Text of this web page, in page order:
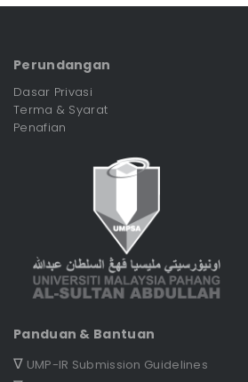
Perundangan
Dasar Privasi
Terma & Syarat
Penafian
Panduan & Bantuan
∇ UMP-IR Submission Guidelines